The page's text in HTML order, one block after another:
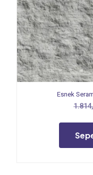
Esnek